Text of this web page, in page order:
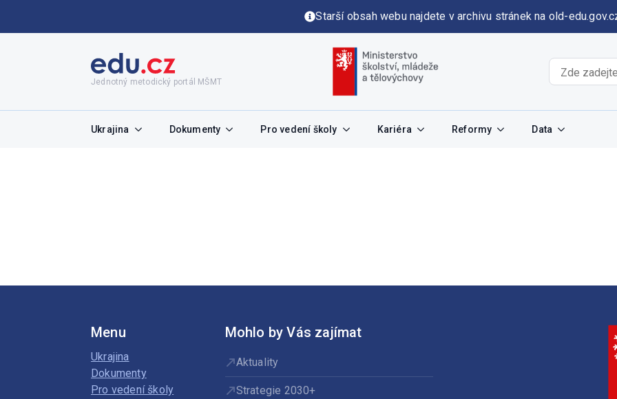
Starší obsah webu najdete v archivu stránek na old-
Jednotný metodický portál MŠMT
Ukrajina Dokumenty Pro vedení školy Kariéra Reformy Data
Menu
Ukrajina
Dokumenty
Pro vedení školy
Mohlo by Vás zajímat
Aktuality
Strategie 2030+